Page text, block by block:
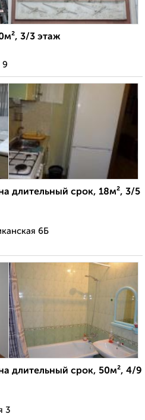
3/3 этаж
9
длительный срок, 18м², 3/5
6Б
длительный срок, 50м², 4/9
3